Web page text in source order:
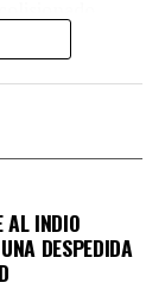
AL INDIO
DESPEDIDA